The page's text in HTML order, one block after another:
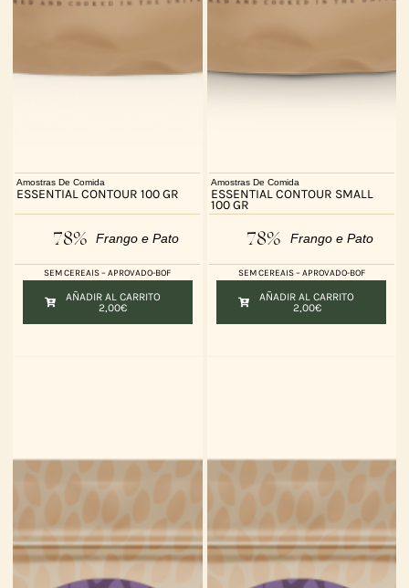
Amostras De Comida
ESSENTIAL CONTOUR 100 GR
78% Frango e Pato
SEM CEREAIS – APROVADO-BOF
AÑADIR AL CARRITO
2,00€
Amostras De Comida
ESSENTIAL CONTOUR SMALL
100 GR
78% Frango e Pato
SEM CEREAIS – APROVADO-BOF
AÑADIR AL CARRITO
2,00€